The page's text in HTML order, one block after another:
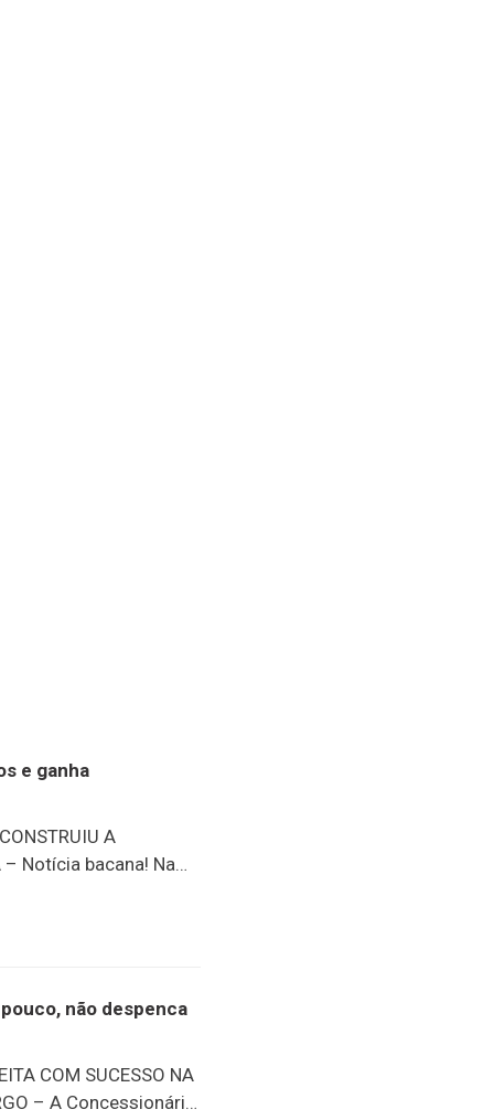
e ganha
A
– Notícia bacana! Na
oficial do
diversos
vida. Entre elas, se
não despenca
COM SUCESSO NA
– A Concessionária